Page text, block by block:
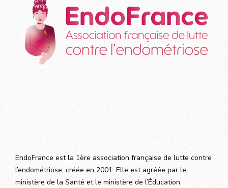
EndoFrance est la 1ère association française de lutte contre
l’endométriose, créée en 2001. Elle est agréée par le
ministère de la Santé et le ministère de l’Éducation